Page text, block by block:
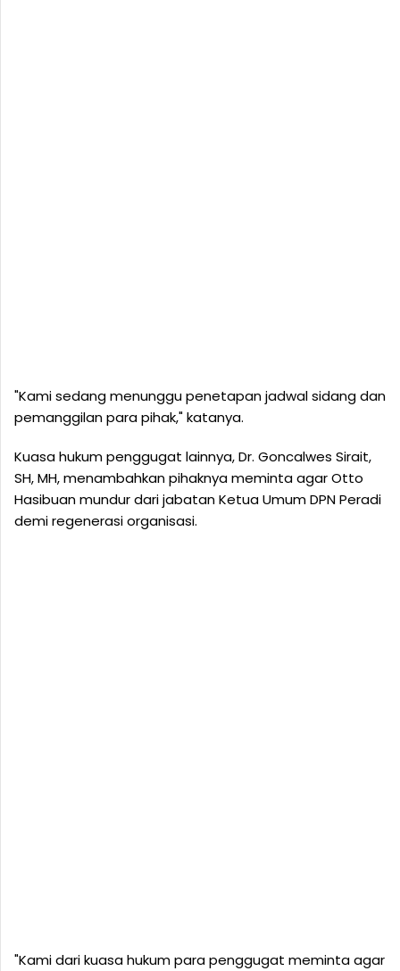
"Kami sedang menunggu penetapan jadwal sidang dan
pemanggilan para pihak," katanya.
Kuasa hukum penggugat lainnya, Dr. Goncalwes Sirait,
SH, MH, menambahkan pihaknya meminta agar Otto
Hasibuan mundur dari jabatan Ketua Umum DPN Peradi
demi regenerasi organisasi.
"Kami dari kuasa hukum para penggugat meminta agar